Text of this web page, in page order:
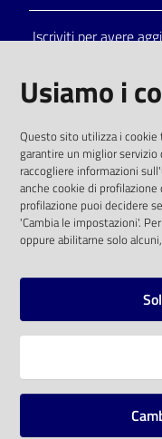
on line
Eventi
Chiedi al
bibliotecario
Avvisi
Iscriviti per avere
solo alle condizioni
comunitaria 2003/
SOCIAL
Vai alla pagina
Usiamo i
Questo sito utilizza i cookie
garantire un miglior
raccogliere informazioni
anche cookie di
profilazione puoi decidere
'Cambia le impostazioni'.
oppure abilitarne solo